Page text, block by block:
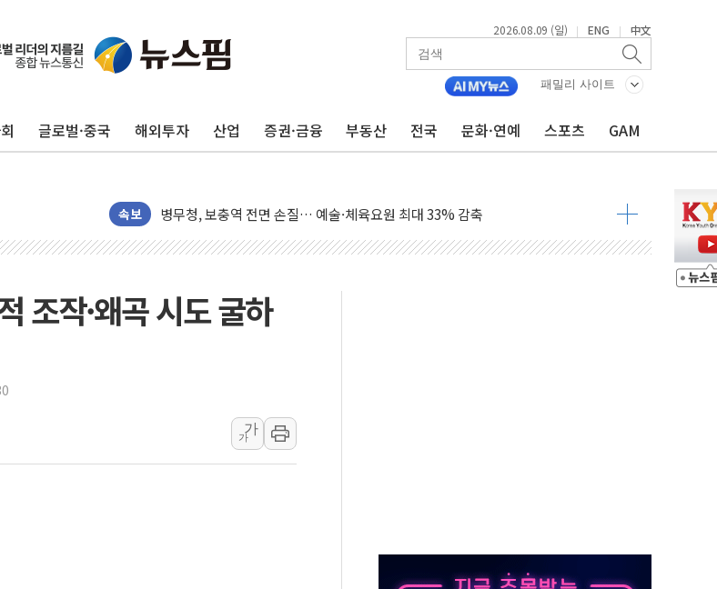
2026.08.09 (일) | ENG | 中文
패밀리 사이트
글로벌·중국 해외투자 산업 증권·금융 부동산 전국 문화·연예 스포츠 GAM
속보
하나금융, 명동 소상공인에 '행복상자' 전달
홈플러스發 대형마트 판매, 역대 최대폭 감소한 9.4%↓…유통업계 양극화 심화
윤준병·이해민 의원, '정부 특사'로 콜롬비아 대통령 취임식 참석
여야, 황희 '버스 하우스' 공방…野 "청년 우롱 기괴" vs 與 "송구한 해프닝"
경인고속도로서 차량 4대 연쇄 추돌…7세 남아 등 4명 부상
"AI가 먼저 알아채고 고친다"…LG유플러스, AI 홈네트워크 구현 첫발
삼성전자, 美국립연구소와 영하 30도 극저온 난방기술 개발한다
한수원 "폭염 속 전력수급 이상무"…김회천 사장, 원전 현장점검
박형수 의원 '선관위 견제·감독 강화' 2개 법 대표 발의
조작·왜곡 시도 굴하
가
가